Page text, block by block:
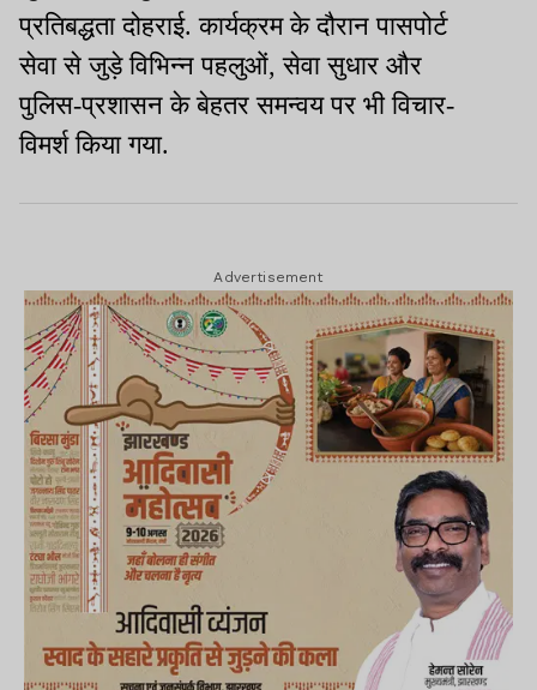
प्रतिबद्धता दोहराई. कार्यक्रम के दौरान पासपोर्ट
सेवा से जुड़े विभिन्न पहलुओं, सेवा सुधार और
पुलिस-प्रशासन के बेहतर समन्वय पर भी विचार-
विमर्श किया गया.
Advertisement